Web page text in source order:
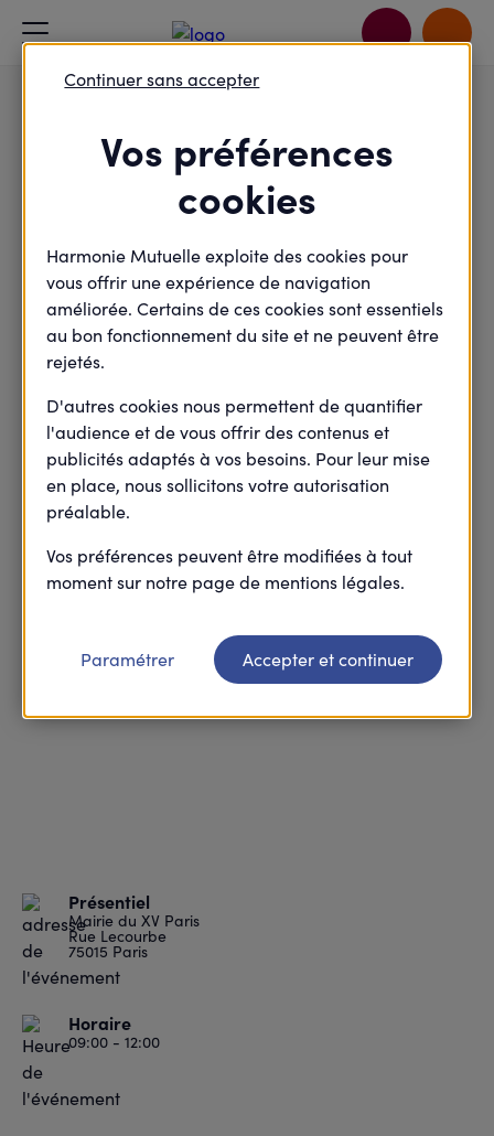
Accueil
Je passe à l'action
arrondissements de la capitale !
Sport - Alimentation
10KM Paris 15 : une
boucle dans l’un des plus
grands arrondissements
de la capitale !
Présentiel
Mairie du XV Paris
Rue Lecourbe
75015 Paris
Horaire
09:00 - 12:00
Dimanche
17
Mai
Vos préférences
cookies
Harmonie Mutuelle exploite des cookies pour
vous offrir une expérience de navigation
améliorée. Certains de ces cookies sont essentiels
au bon fonctionnement du site et ne peuvent être
rejetés.
D'autres cookies nous permettent de quantifier
l'audience et de vous offrir des contenus et
publicités adaptés à vos besoins. Pour leur mise
en place, nous sollicitons votre autorisation
préalable.
Vos préférences peuvent être modifiées à tout
moment sur notre page de mentions légales.
Continuer sans accepter
Paramétrer Accepter et continuer